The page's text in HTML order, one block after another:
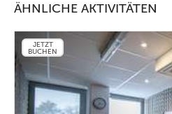
ÄHNLICHE AKTIVITÄTEN
JETZT
BUCHEN